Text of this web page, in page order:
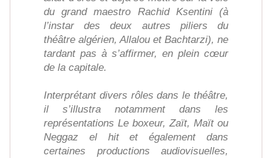
du grand maestro Rachid Ksentini (à
l’instar des deux autres piliers du
théâtre algérien, Allalou et Bachtarzi), ne
tardant pas à s’affirmer, en plein cœur
de la capitale.
Interprétant divers rôles dans le théâtre,
il s’illustra notamment dans les
représentations Le boxeur, Zaït, Maït ou
Neggaz el hit et également dans
certaines productions audiovisuelles,